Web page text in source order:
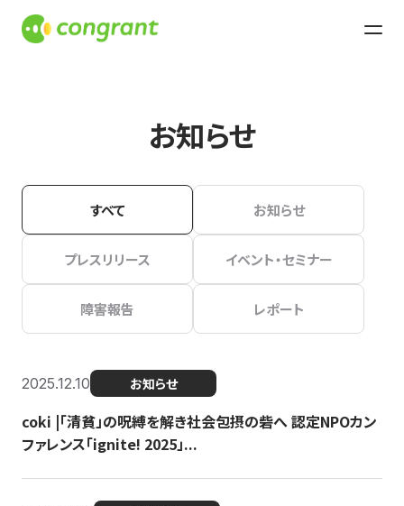
お知らせ
すべて お知らせ
プレスリリース イベント・セミナー
障害報告 レポート
2025.12.10 お知らせ
coki |「清貧」の呪縛を解き社会包摂の砦へ 認定NPOカン
ファレンス「ignite! 2025」...